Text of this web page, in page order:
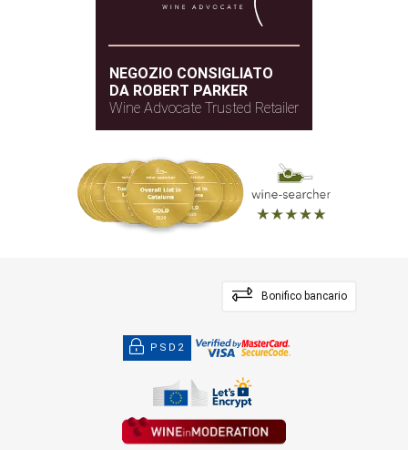
NEGOZIO CONSIGLIATO
DA ROBERT PARKER
Wine Advocate Trusted Retailer
Bonifico bancario
PSD2